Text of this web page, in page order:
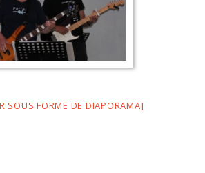
SOUS FORME DE DIAPORAMA]